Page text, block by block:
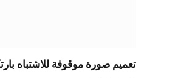
تعميم صورة موقوفة للاشتباه